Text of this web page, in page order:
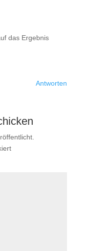
das Ergebnis
Antworten